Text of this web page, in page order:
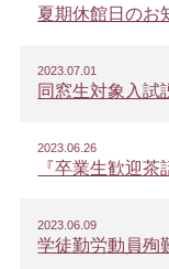
夏期休館日のお
2023.07.01
同窓生対象入
2023.06.26
『卒業生歓迎
2023.06.09
学徒勤労動員殉